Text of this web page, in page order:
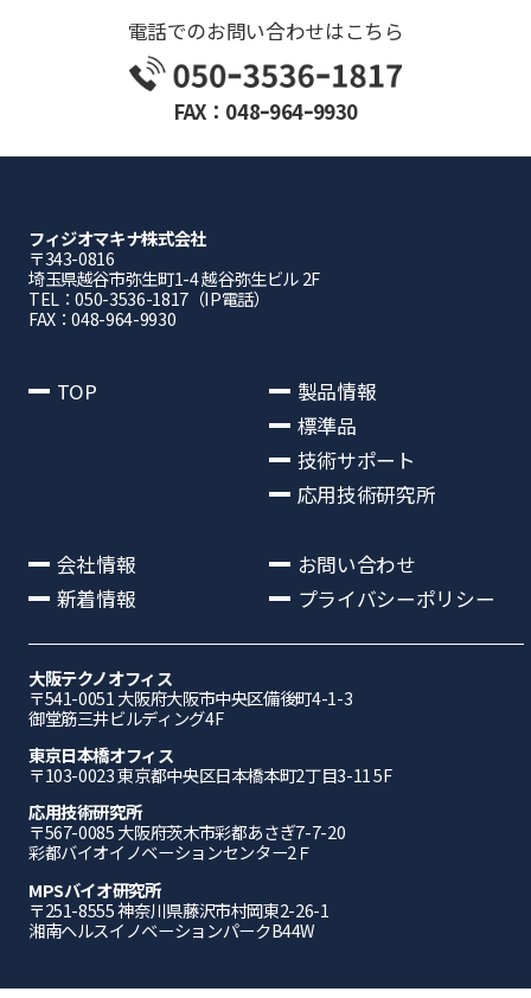
電話でのお問い合わせはこちら
FAX：048ｰ964ｰ9930
フィジオマキナ株式会社
〒343-0816
埼⽟県越⾕市弥⽣町1-4 越⾕弥⽣ビル 2F
TEL：050-3536-1817（IP電話）
FAX：048-964-9930
TOP
製品情報
標準品
技術サポート
応用技術研究所
会社情報
新着情報
お問い合わせ
プライバシーポリシー
大阪テクノオフィス
〒541-0051 ⼤阪府⼤阪市中央区備後町4-1-3
御堂筋三井ビルディング4F
東京日本橋オフィス
〒103-0023 東京都中央区日本橋本町2丁目3-11 5F
応⽤技術研究所
〒567-0085 ⼤阪府茨⽊市彩都あさぎ7-7-20
彩都バイオイノベーションセンター2Ｆ
MPSバイオ研究所
〒251-8555 神奈川県藤沢市村岡東2-26-1
湘南ヘルスイノベーションパークB44W